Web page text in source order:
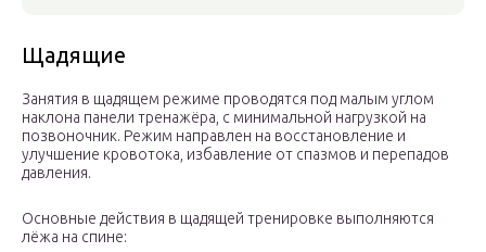
Щадящие
Занятия в щадящем режиме проводятся под малым углом
наклона панели тренажёра, с минимальной нагрузкой на
позвоночник. Режим направлен на восстановление и
улучшение кровотока, избавление от спазмов и перепадов
давления.
Основные действия в щадящей тренировке выполняются
лёжа на спине: